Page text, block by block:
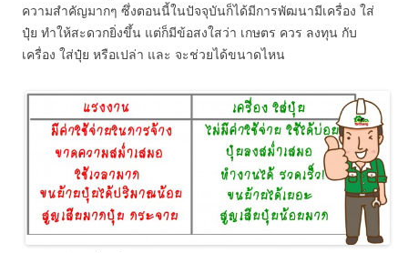
ความสำคัญมากๆ ซึ่งตอนนี้ในปัจจุบันก็ได้มีการพัฒนามีเครื่อง ใส่
ปุ๋ย ทำให้สะดวกยิ่งขึ้น แต่ก็มีข้อสงใสว่า เกษตร ควร ลงทุน กับ
เครื่อง ใส่ปุ๋ย หรือเปล่า และ จะช่วยได้ขนาดไหน